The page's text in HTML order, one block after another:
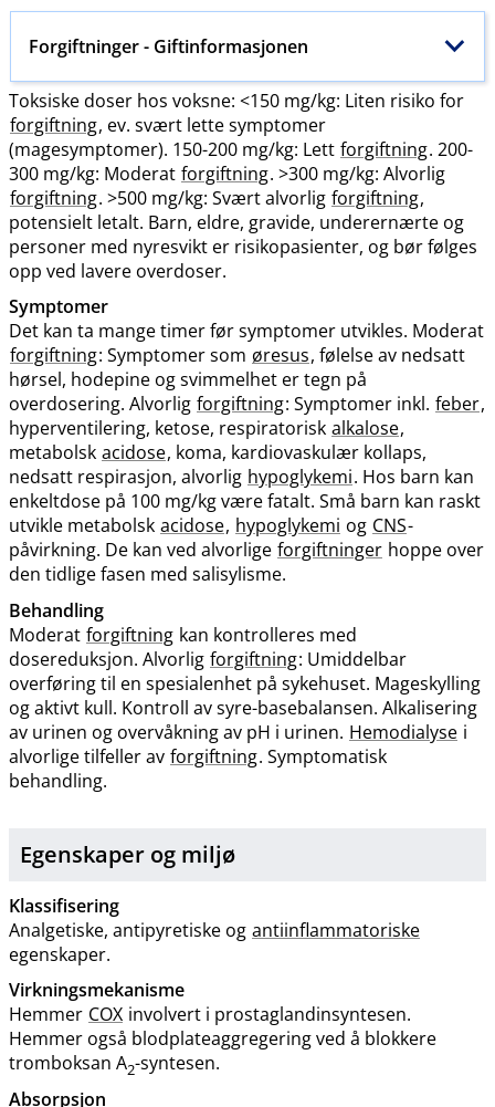
Forgiftninger- Giftinformasjonen
Toksiske doser hos voksne: <150 mg​/​kg: Liten risiko for
forgiftning, ev. svært lette symptomer
(magesymptomer). 150-200 mg​/​kg: Lett forgiftning. 200-
300 mg​/​kg: Moderat forgiftning. >300 mg​/​kg: Alvorlig
forgiftning. >500 mg​/​kg: Svært alvorlig forgiftning,
potensielt letalt. Barn, eldre, gravide, underernærte og
personer med nyresvikt er risikopasienter, og bør følges
opp ved lavere overdoser.
Symptomer
Det kan ta mange timer før symptomer utvikles. Moderat
forgiftning: Symptomer som øresus, følelse av nedsatt
hørsel, hodepine og svimmelhet er tegn på
overdosering. Alvorlig forgiftning: Symptomer inkl. feber,
hyperventilering, ketose, respiratorisk alkalose,
metabolsk acidose, koma, kardiovaskulær kollaps,
nedsatt respirasjon, alvorlig hypoglykemi. Hos barn kan
enkeltdose på 100 mg/kg være fatalt. Små barn kan raskt
utvikle metabolsk acidose, hypoglykemi og CNS-
påvirkning. De kan ved alvorlige forgiftninger hoppe over
den tidlige fasen med salisylisme.
Behandling
Moderat forgiftning kan kontrolleres med
dosereduksjon. Alvorlig forgiftning: Umiddelbar
overføring til en spesialenhet på sykehuset. Mageskylling
og aktivt kull. Kontroll av syre-basebalansen. Alkalisering
av urinen og overvåkning av pH i urinen. Hemodialyse i
alvorlige tilfeller av forgiftning. Symptomatisk
behandling.
Egenskaper og miljø
Klassifisering
Analgetiske, antipyretiske og antiinflammatoriske
egenskaper.
Virkningsmekanisme
Hemmer COX involvert i prostaglandinsyntesen.
Hemmer også blodplateaggregering ved å blokkere
tromboksan A2-syntesen.
Absorpsjon